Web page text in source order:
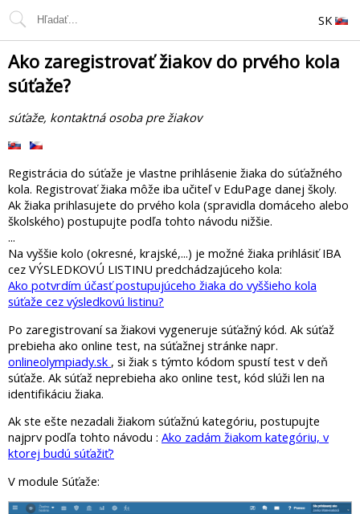
SK
Ako zaregistrovať žiakov do prvého kola
súťaže?
súťaže, kontaktná osoba pre žiakov
Registrácia do súťaže je vlastne prihlásenie žiaka do súťažného
kola. Registrovať žiaka môže iba učiteľ v EduPage danej školy.
Ak žiaka prihlasujete do prvého kola (spravidla domáceho alebo
školského) postupujte podľa tohto návodu nižšie.
...
Na vyššie kolo (okresné, krajské,...) je možné žiaka prihlásiť IBA
cez VÝSLEDKOVÚ LISTINU predchádzajúceho kola:
Ako potvrdím účasť postupujúceho žiaka do vyššieho kola
súťaže cez výsledkovú listinu?
Po zaregistrovaní sa žiakovi vygeneruje súťažný kód. Ak súťaž
prebieha ako online test, na súťažnej stránke napr.
onlineolympiady.sk , si žiak s týmto kódom spustí test v deň
súťaže. Ak súťaž neprebieha ako online test, kód slúži len na
identifikáciu žiaka.
Ak ste ešte nezadali žiakom súťažnú kategóriu, postupujte
najprv podľa tohto návodu : Ako zadám žiakom kategóriu, v
ktorej budú súťažiť?
V module Súťaže: